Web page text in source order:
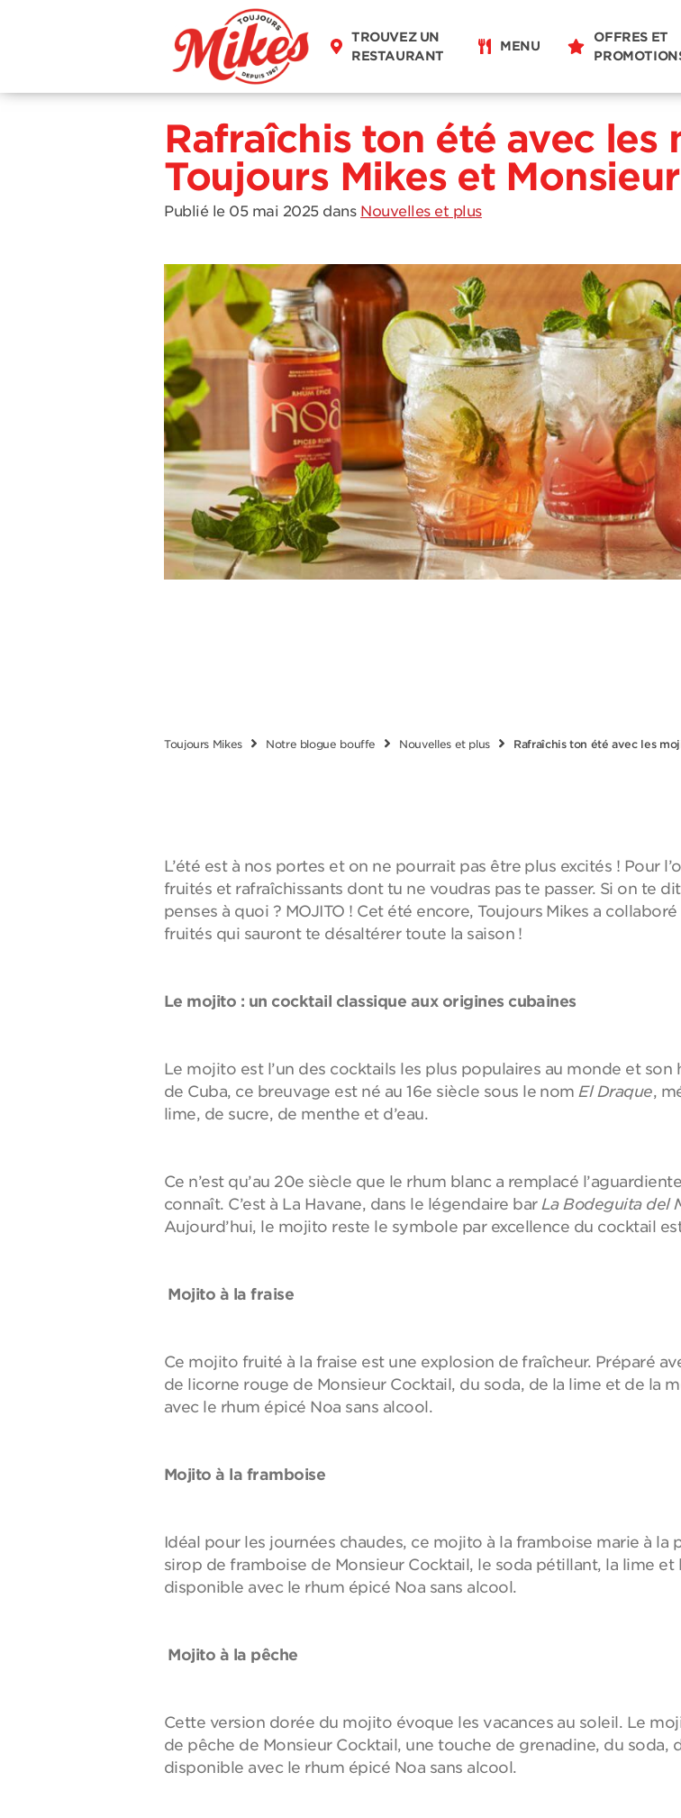
TROUVEZ UN
RESTAURANT
MENU
OFFRES ET
Rafraîchis ton été avec
Toujours Mikes et
Publié le 05 mai 2025 dans Nouvelles et plus
Toujours Mikes Notre blogue bouffe Nouvelles et plus Rafraîchis ton été avec les
L’été est à nos portes et on ne pourrait pas être plus excités ! Pour
fruités et rafraîchissants dont tu ne voudras pas te passer. Si on te
penses à quoi ? MOJITO ! Cet été encore, Toujours Mikes a
fruités qui sauront te désaltérer toute la saison !
Le mojito : un cocktail classique aux origines cubaines
Le mojito est l’un des cocktails les plus populaires au monde et
de Cuba, ce breuvage est né au 16e siècle sous le nomEl Draque,
lime, de sucre, de menthe et d’eau.
Ce n’est qu’au 20e siècle que le rhum blanc a remplacé
connaît. C’est à La Havane, dans le légendaire bar La Bodeguita del
Aujourd’hui, le mojito reste le symbole par excellence du cocktail
Mojito à la fraise
Ce mojito fruité à la fraise est une explosion de fraîcheur. Préparé
de licorne rouge de Monsieur Cocktail, du soda, de la lime et de la
avec le rhum épicé Noa sans alcool.
Mojito à la framboise
Idéal pour les journées chaudes, ce mojito à la framboise marie à
sirop de framboise de Monsieur Cocktail, le soda pétillant, la lime
disponible avec le rhum épicé Noa sans alcool.
Mojito à la pêche
Cette version dorée du mojito évoque les vacances au soleil. Le
de pêche de Monsieur Cocktail, une touche de grenadine, du soda,
disponible avec le rhum épicé Noa sans alcool.